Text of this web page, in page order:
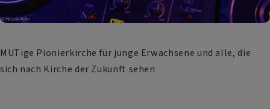
MUTige Pionierkirche für junge Erwachsene und alle, die
sich nach Kirche der Zukunft sehen